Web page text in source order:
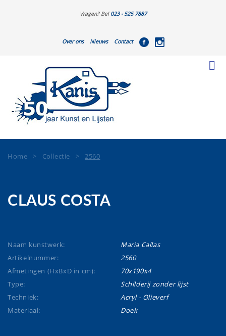
Vragen? Bel 023 - 525 7887
Over ons Nieuws Contact
Home > Collectie >2560
CLAUS COSTA
Naam kunstwerk:
Maria Callas
Artikelnummer:
2560
Afmetingen (HxBxD in cm):
70x190x4
Type:
Schilderij zonder lijst
Techniek:
Acryl - Olieverf
Materiaal:
Doek